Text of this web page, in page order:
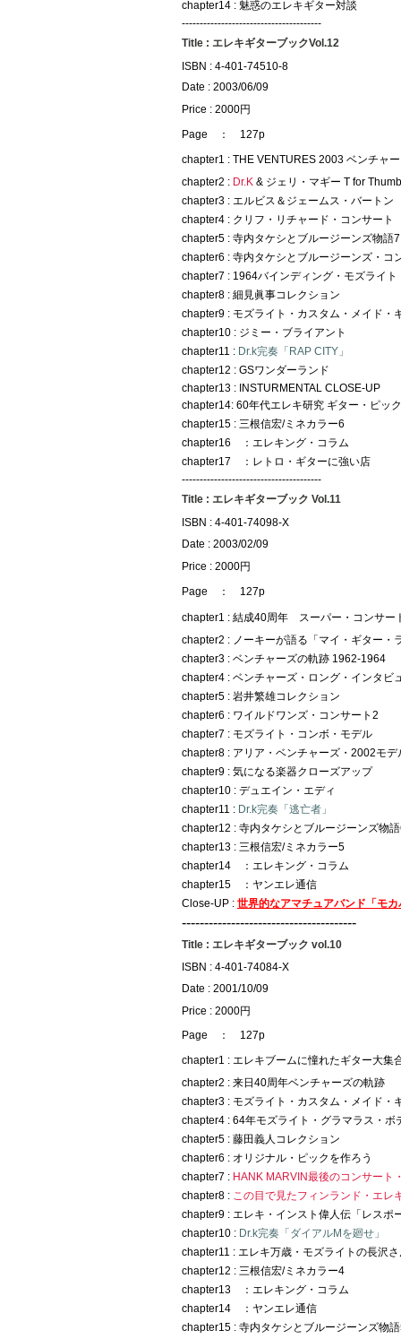
chapter14 : 魅惑のエレキギター対談
---------------------------------------
Title : エレキギターブックVol.12
ISBN : 4-401-74510-8
Date : 2003/06/09
Price : 2000円
Page ： 127p
chapter1 : THE VENTURES 2003 ベンチャ
chapter2 : Dr.K & ジェリ・マギー T for Thumb
chapter3 : エルビス＆ジェームス・バートン
chapter4 : クリフ・リチャード・コンサート
chapter5 : 寺内タケシとブルージーンズ物語7
chapter6 : 寺内タケシとブルージーンズ・コ
chapter7 : 1964バインディング・モズライト
chapter8 : 細見眞事コレクション
chapter9 : モズライト・カスタム・メイド・
chapter10 : ジミー・ブライアント
chapter11 : Dr.k完奏「RAP CITY」
chapter12 : GSワンダーランド
chapter13 : INSTURMENTAL CLOSE-UP
chapter14: 60年代エレキ研究 ギター・ピッ
chapter15 : 三根信宏/ミネカラー6
chapter16 ：エレキング・コラム
chapter17 ：レトロ・ギターに強い店
---------------------------------------
Title : エレキギターブック Vol.11
ISBN : 4-401-74098-X
Date : 2003/02/09
Price : 2000円
Page ： 127p
chapter1 : 結成40周年 スーパー・コンサー
chapter2 : ノーキーが語る「マイ・ギター・
chapter3 : ベンチャーズの軌跡 1962-1964
chapter4 : ベンチャーズ・ロング・インタビ
chapter5 : 岩井繁雄コレクション
chapter6 : ワイルドワンズ・コンサート2
chapter7 : モズライト・コンボ・モデル
chapter8 : アリア・ベンチャーズ・2002モデ
chapter9 : 気になる楽器クローズアップ
chapter10 : デュエイン・エディ
chapter11 : Dr.k完奏「逃亡者」
chapter12 : 寺内タケシとブルージーンズ物
chapter13 : 三根信宏/ミネカラー5
chapter14 ：エレキング・コラム
chapter15 ：ヤンエレ通信
Close-UP : 世界的なアマチュアバンド「モカ
---------------------------------------
Title : エレキギターブック vol.10
ISBN : 4-401-74084-X
Date : 2001/10/09
Price : 2000円
Page ： 127p
chapter1 : エレキブームに憧れたギター大集
chapter2 : 来日40周年ベンチャーズの軌跡
chapter3 : モズライト・カスタム・メイド・
chapter4 : 64年モズライト・グラマラス・ボ
chapter5 : 藤田義人コレクション
chapter6 : オリジナル・ピックを作ろう
chapter7 : HANK MARVIN最後のコンサート
chapter8 : この目で見たフィンランド・エレ
chapter9 : エレキ・インスト偉人伝「レスポ
chapter10 : Dr.k完奏「ダイアルMを廻せ」
chapter11 : エレキ万歳・モズライトの長沢
chapter12 : 三根信宏/ミネカラー4
chapter13 ：エレキング・コラム
chapter14 ：ヤンエレ通信
chapter15 : 寺内タケシとブルージーンズ物